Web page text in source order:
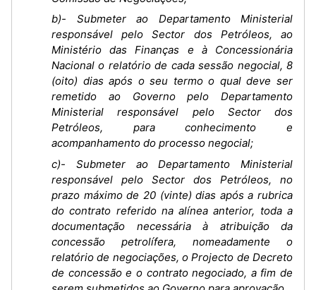
b)- Submeter ao Departamento Ministerial
responsável pelo Sector dos Petróleos, ao
Ministério das Finanças e à Concessionária
Nacional o relatório de cada sessão negocial, 8
(oito) dias após o seu termo o qual deve ser
remetido ao Governo pelo Departamento
Ministerial responsável pelo Sector dos
Petróleos, para conhecimento e
acompanhamento do processo negocial;
c)- Submeter ao Departamento Ministerial
responsável pelo Sector dos Petróleos, no
prazo máximo de 20 (vinte) dias após a rubrica
do contrato referido na alínea anterior, toda a
documentação necessária à atribuição da
concessão petrolífera, nomeadamente o
relatório de negociações, o Projecto de Decreto
de concessão e o contrato negociado, a fim de